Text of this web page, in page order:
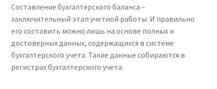
Составление бухгалтерского баланса –
заключительный этап учетной работы. И правильно
его составить можно лишь на основе полных и
достоверных данных, содержащихся в системе
бухгалтерского учета. Такие данные собираются в
регистрах бухгалтерского учета.